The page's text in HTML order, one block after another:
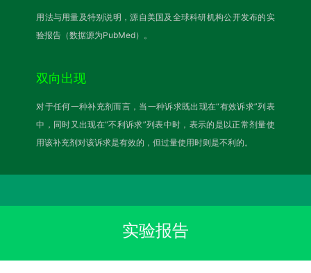
用法与用量及特别说明，源自美国及全球科研机构公开发布的实
验报告（数据源为PubMed）。
双向出现
对于任何一种补充剂而言，当一种诉求既出现在“有效诉求”列表
中，同时又出现在“不利诉求”列表中时，表示的是以正常剂量使
用该补充剂对该诉求是有效的，但过量使用时则是不利的。
实验报告